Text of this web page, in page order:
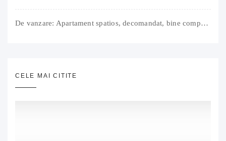
De vanzare: Apartament spatios, decomandat, bine compartimentat, 3 camere, 2 bai, bucatarie, suprafață utilă de 64 mp + 3 balcoane (11 mp), strada Barierei, zona Dragos Voda Oradea. 89 500 E (neg). Comision 0
CELE MAI CITITE